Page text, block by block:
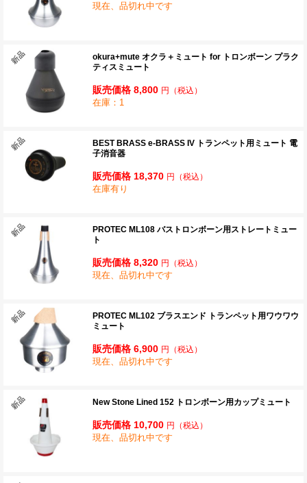
現在、品切れ中です
okura+mute オクラ＋ミュート for トロンボーン プラク
ティスミュート
販売価格 8,800 円 （税込）
在庫：1
BEST BRASS e-BRASS IV トランペット用ミュート 電
子消音器
販売価格 18,370 円 （税込）
在庫有り
PROTEC ML108 バストロンボーン用ストレートミュー
ト
販売価格 8,320 円 （税込）
現在、品切れ中です
PROTEC ML102 ブラスエンド トランペット用ワウワウ
ミュート
販売価格 6,900 円 （税込）
現在、品切れ中です
New Stone Lined 152 トロンボーン用カップミュート
販売価格 10,700 円 （税込）
現在、品切れ中です